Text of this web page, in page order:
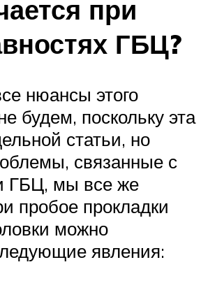
при
ГБЦ?
нюансы этого
будем, поскольку эта
статьи, но
связанные с
ГБЦ, мы все же
пробое прокладки
можно
явления: